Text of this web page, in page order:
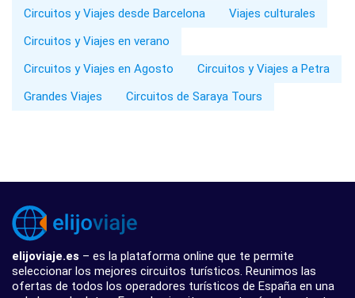
Circuitos y Viajes desde Barcelona
Viajes culturales
Circuitos y Viajes en verano
Circuitos y Viajes en Agosto
Circuitos y Viajes a Petra
Grandes Viajes
Circuitos de Saraya Tours
elijoviaje.es – es la plataforma online que te permite
seleccionar los mejores circuitos turísticos. Reunimos las
ofertas de todos los operadores turísticos de España en una